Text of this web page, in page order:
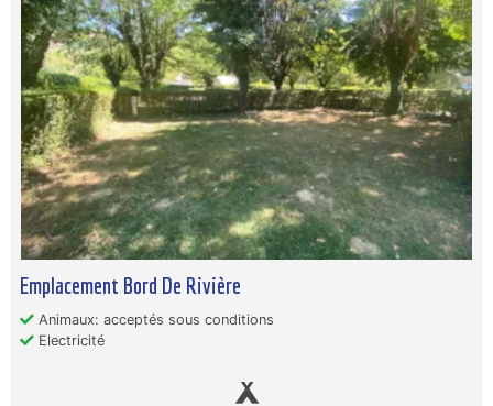
Emplacement Bord De Rivière
Animaux: acceptés sous conditions
Electricité